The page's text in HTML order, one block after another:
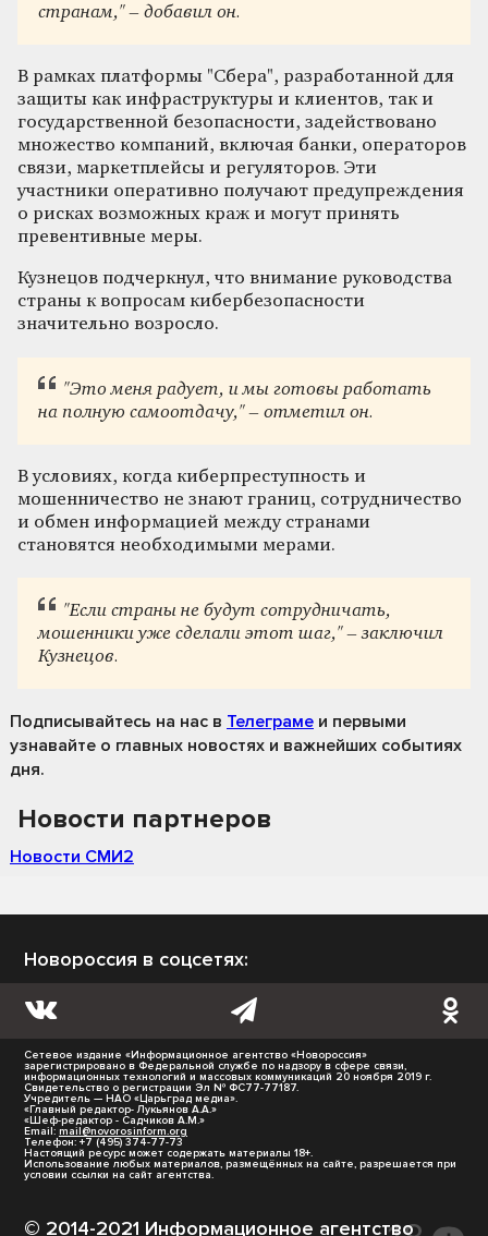
странам," – добавил он.
В рамках платформы "Сбера", разработанной для
защиты как инфраструктуры и клиентов, так и
государственной безопасности, задействовано
множество компаний, включая банки, операторов
связи, маркетплейсы и регуляторов. Эти
участники оперативно получают предупреждения
о рисках возможных краж и могут принять
превентивные меры.
Кузнецов подчеркнул, что внимание руководства
страны к вопросам кибербезопасности
значительно возросло.
"Это меня радует, и мы готовы работать
на полную самоотдачу," – отметил он.
В условиях, когда киберпреступность и
мошенничество не знают границ, сотрудничество
и обмен информацией между странами
становятся необходимыми мерами.
"Если страны не будут сотрудничать,
мошенники уже сделали этот шаг," – заключил
Кузнецов.
Подписывайтесь на нас в Телеграме и первыми
узнавайте о главных новостях и важнейших событиях
дня.
Новости партнеров
Новости СМИ2
Новороссия в соцсетях:
Сетевое издание «Информационное агентство «Новороссия»
зарегистрировано в Федеральной службе по надзору в сфере связи,
информационных технологий и массовых коммуникаций 20 ноября 2019 г.
Свидетельство о регистрации Эл № ФС77-77187.
Учредитель — НАО «Царьград медиа».
«Главный редактор- Лукьянов А.А.»
«Шеф-редактор - Садчиков А.М.»
Email: mail@novorosinform.org
Телефон: +7 (495) 374-77-73
Настоящий ресурс может содержать материалы 18+.
Использование любых материалов, размещённых на сайте, разрешается при
условии ссылки на сайт агентства.
© 2014-2021 Информационное агентство